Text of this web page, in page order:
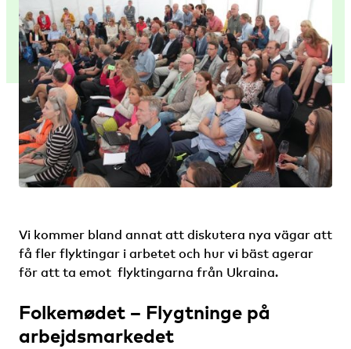
Vi kommer bland annat att diskutera nya vägar att
få fler flyktingar i arbetet och hur vi bäst agerar
för att ta emot flyktingarna från Ukraina.
Folkemødet – Flygtninge på
arbejdsmarkedet